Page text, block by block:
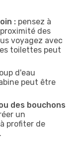
: pensez à
des
voyagez avec
toilettes peut
d'eau
peut être
des bouchons
un
profiter de